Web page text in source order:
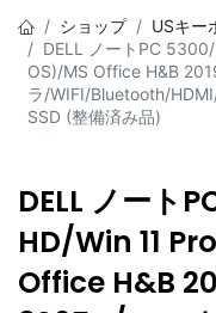
ショップ
USキー
DELL ノートPC
OS)/MS Office H&B
ラ/WIFI/Bluetooth/
SSD (整備済み品)
DELL ノート
HD/Win 11
Office H&B